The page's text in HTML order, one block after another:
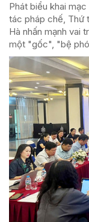
Phát biểu khai
tác pháp chế, Thứ
Hà nhấn mạnh vai
một "gốc", "bệ